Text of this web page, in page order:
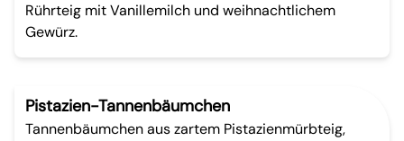
Rührteig mit Vanillemilch und weihnachtlichem
Gewürz.
Pistazien-Tannenbäumchen
Tannenbäumchen aus zartem Pistazienmürbteig,